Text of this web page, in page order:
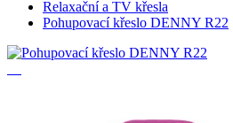
Relaxační a TV křesla
Pohupovací křeslo DENNY R22